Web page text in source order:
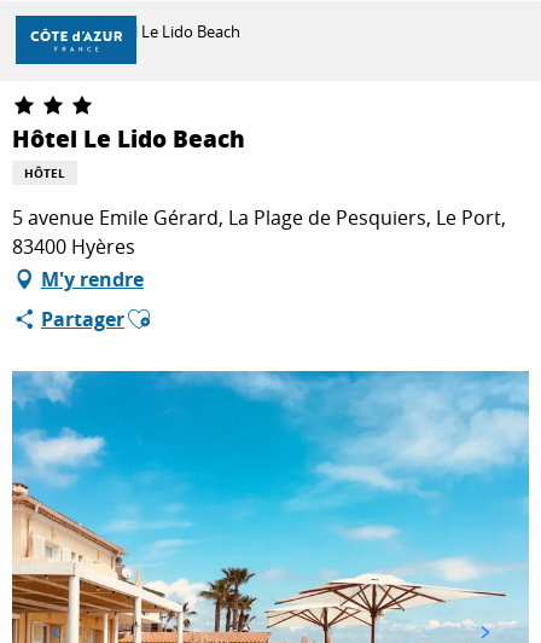
Aller
contenu
principal
DÉCOUVRIR
À FAIRE
SÉJOURNER
Accueil Hôtel Le Lido Beach
Hôtel Le Lido Beach
HÔTEL
5 avenue Emile Gérard, La Plage de Pesquiers, Le Port,
83400 Hyères
M'y rendre
PartagerAjouter aux favoris